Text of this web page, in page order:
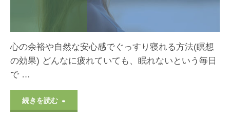
う
の
改
解
消
心の余裕や自然な安心感でぐっすり寝れる方法(瞑想
の効果) どんなに疲れていても、眠れないという毎日
で …
続きを読む